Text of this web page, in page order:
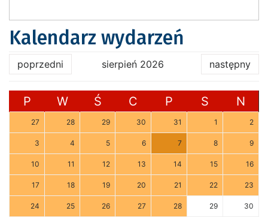
Kalendarz wydarzeń
poprzedni sierpień 2026 następny
P W Ś C P S N
27 28 29 30 31 1 2
3 4 5 6 7 8 9
10 11 12 13 14 15 16
17 18 19 20 21 22 23
24 25 26 27 28 29 30